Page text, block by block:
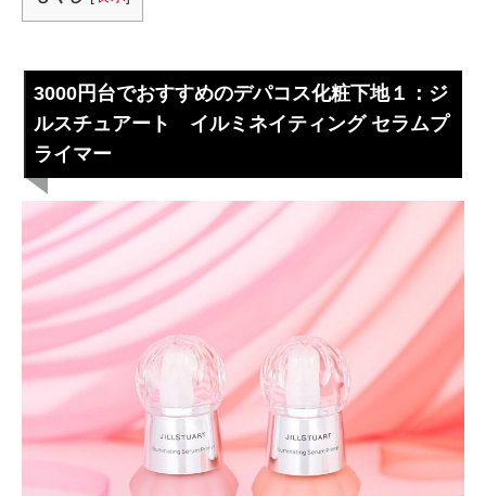
3000円台でおすすめのデパコス化粧下地１：ジ
ルスチュアート イルミネイティング セラムプ
ライマー